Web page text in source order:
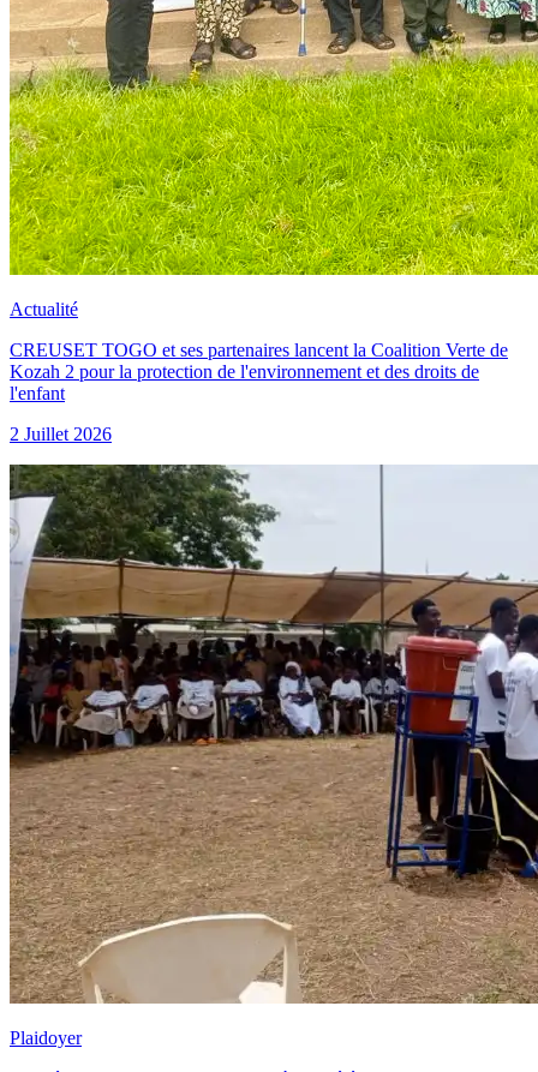
Actualité
CREUSET TOGO et ses partenaires lancent la Coalition Verte de
Kozah 2 pour la protection de l'environnement et des droits de
l'enfant
2 Juillet 2026
Plaidoyer